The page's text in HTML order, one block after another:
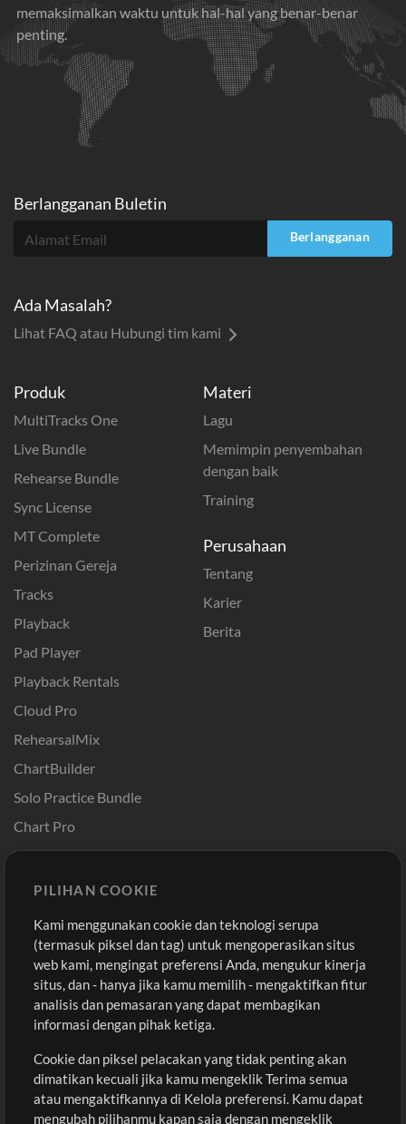
memaksimalkan waktu untuk hal-hal yang benar-benar
penting.
Produk
MultiTracks One
Live Bundle
Rehearse Bundle
Sync License
MT Complete
Perizinan Gereja
Tracks
Playback
Pad Player
Playback Rentals
Cloud Pro
RehearsalMix
ChartBuilder
Solo Practice Bundle
Chart Pro
Template ProPresenter
Sound
Materi
Lagu
Memimpin penyembahan
dengan baik
Training
Perusahaan
Tentang
Karier
Berita
Pembelian
Beli Kredit
Konten Gratis
Permintaan Lagu
Lain-lain
Sesi
Kirimkan musik kamu
Akun
Masuk
Daftar
Lihat Keranjang
Berlangganan Buletin
Berlangganan
Ada Masalah?
Lihat FAQ atau Hubungi tim kami
PILIHAN COOKIE
Kami menggunakan cookie dan teknologi serupa
(termasuk piksel dan tag) untuk mengoperasikan situs
web kami, mengingat preferensi Anda, mengukur kinerja
situs, dan - hanya jika kamu memilih - mengaktifkan fitur
analisis dan pemasaran yang dapat membagikan
informasi dengan pihak ketiga.
Cookie dan piksel pelacakan yang tidak penting akan
dimatikan kecuali jika kamu mengeklik Terima semua
atau mengaktifkannya di Kelola preferensi. Kamu dapat
mengubah pilihanmu kapan saja dengan mengeklik